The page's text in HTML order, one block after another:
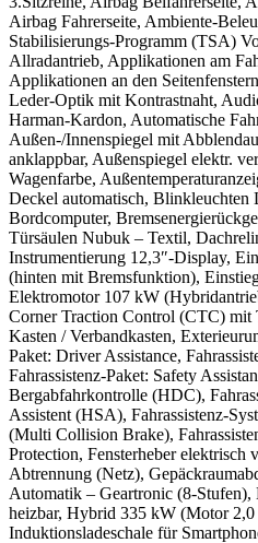
Airbag Fahrerseite, Ambiente-
Stabilisierungs-Programm (TSA)
Allradantrieb, Applikationen am
Applikationen an den
Leder-Optik mit Kontrastnaht,
Harman-Kardon, Automatische
Außen-/Innenspiegel mit
anklappbar, Außenspiegel elektr.
Wagenfarbe,
Deckel automatisch,
Bordcomputer,
Türsäulen Nubuk – Textil,
Instrumentierung 12,3″-Display,
(hinten mit Bremsfunktion),
Elektromotor 107 kW
Corner Traction Control (CTC) mit
Kasten / Verbandkasten,
Paket: Driver Assistance,
Fahrassistenz-Paket: Safety
Bergabfahrkontrolle (HDC),
Assistent (HSA), Fahrassistenz-
(Multi Collision Brake),
Protection, Fensterheber elektrisch
Abtrennung (Netz),
Automatik – Geartronic (8-
heizbar, Hybrid 335 kW (Motor
Induktionsladeschale für